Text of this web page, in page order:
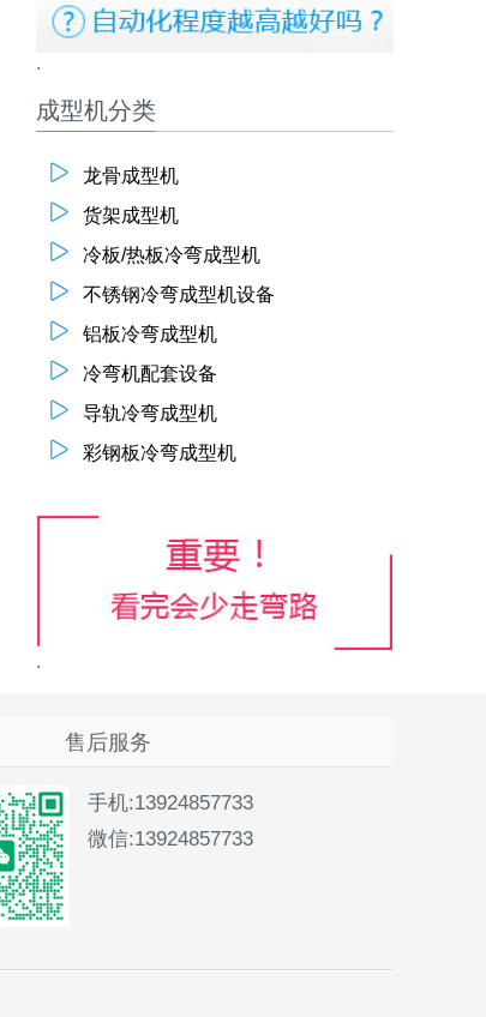
成型机分类
龙骨成型机
货架成型机
冷板/热板冷弯成型机
不锈钢冷弯成型机设备
铝板冷弯成型机
冷弯机配套设备
导轨冷弯成型机
彩钢板冷弯成型机
售后服务
手机:13924857733
微信:13924857733